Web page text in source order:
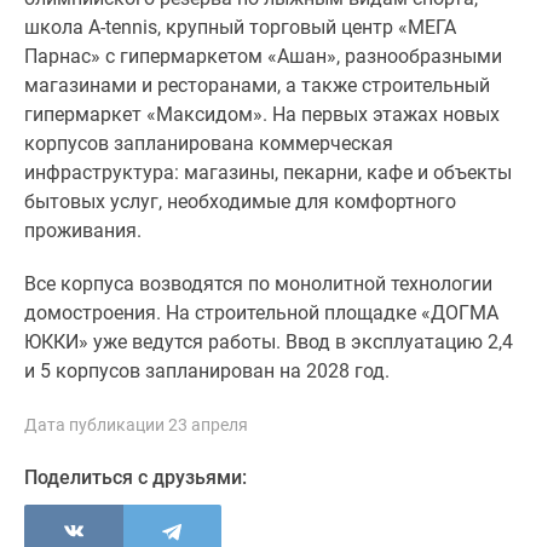
коттеджи
Коттеджные
поселки
Санкт-
Петербурге
Коттеджные
поселки
Ленинградской
обл
Готовые
коттеджные
поселки
коттеджные
поселки
Коттеджные
школа A-tennis, крупный торговый центр «МЕГА
Парнас» с гипермаркетом «Ашан», разнообразными
магазинами и ресторанами, а также строительный
гипермаркет «Максидом». На первых этажах новых
корпусов запланирована коммерческая
инфраструктура: магазины, пекарни, кафе и объекты
бытовых услуг, необходимые для комфортного
проживания.
Все корпуса возводятся по монолитной технологии
домостроения. На строительной площадке «ДОГМА
ЮККИ» уже ведутся работы. Ввод в эксплуатацию 2,4
и 5 корпусов запланирован на 2028 год.
Дата публикации 23 апреля
Поделиться с друзьями: